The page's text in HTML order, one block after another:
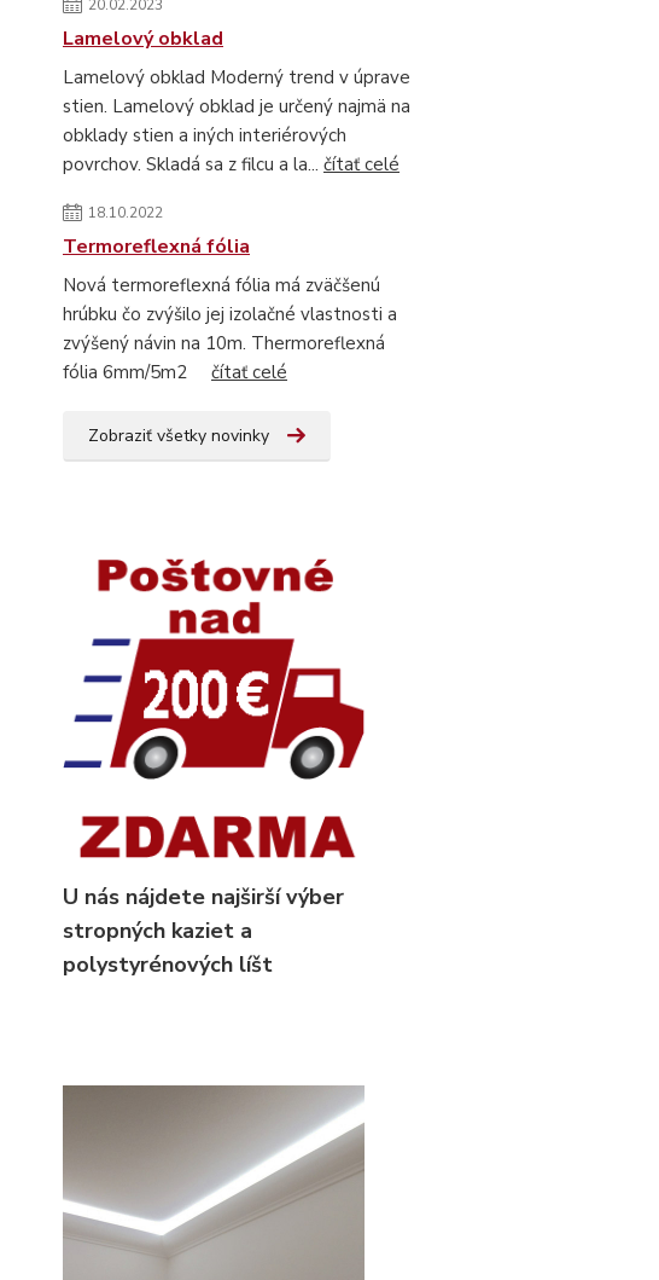
20.02.2023
Lamelový obklad
Lamelový obklad Moderný trend v úprave
stien. Lamelový obklad je určený najmä na
obklady stien a iných interiérových
povrchov. Skladá sa z filcu a la... čítať celé
18.10.2022
Termoreflexná fólia
Nová termoreflexná fólia má zväčšenú
hrúbku čo zvýšilo jej izolačné vlastnosti a
zvýšený návin na 10m. Thermoreflexná
fólia 6mm/5m2 čítať celé
Zobraziť všetky novinky
U nás nájdete najširší výber
stropných kaziet a
polystyrénových líšt